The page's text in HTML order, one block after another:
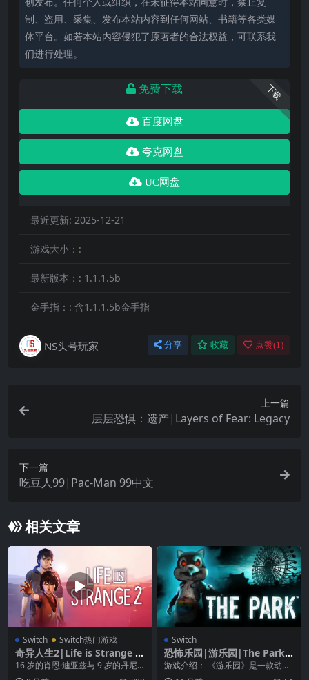
制、盗用、采集、发布本站内容到任何网站、书籍等各类媒
体平台。如若本站内容侵犯了原著者的合法权益，可联系我
们进行处理。
下载
免费下载
百度网盘
夸克网盘
UC网盘
最近更新: 2025-12-21
游戏大小：:
最新版本：: 1.1.1.5b
金手指：: 含1.1.1.5b金手指
NS头号玩家 分享 收藏 点赞(1 )
上一篇
层层恐惧：遗产|Layers of Fear: Legacy
下一篇
吃豆人99|Pac-Man 99中文
相关文章
Switch Switch热门游戏
奇异人生2|Life is Strange 2
中文
16 岁的肖恩·迪亚兹与 9 岁的丹尼
尔·迪亚兹两兄弟在西雅图遭遇了一
Switch
恐怖乐园|游乐园|The Park
中文
游戏介绍： 《游乐园》是一款动作
冒险游戏。说到游乐园相信每个人